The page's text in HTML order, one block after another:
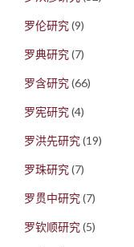
罗伦研究(9)
罗典研究(7)
罗含研究(66)
罗宪研究(4)
罗洪先研究(19)
罗珠研究(7)
罗贯中研究(7)
罗钦顺研究(5)